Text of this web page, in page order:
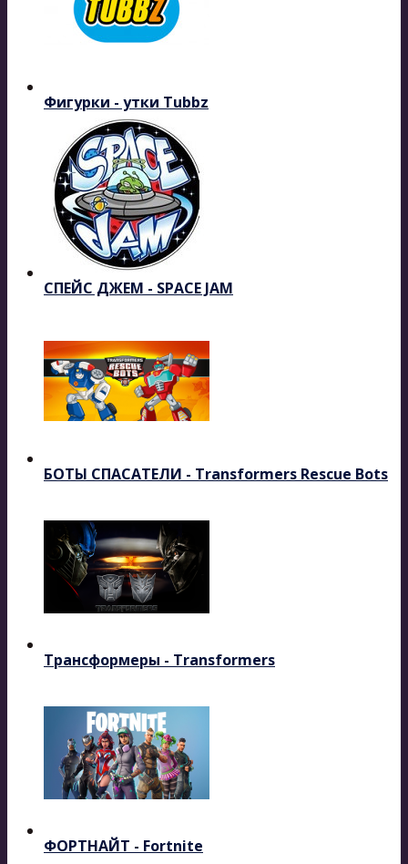
Фигурки - утки Tubbz
СПЕЙС ДЖЕМ - SPACE JAM
БОТЫ СПАСАТЕЛИ - Transformers Rescue Bots
Трансформеры - Transformers
ФОРТНАЙТ - Fortnite